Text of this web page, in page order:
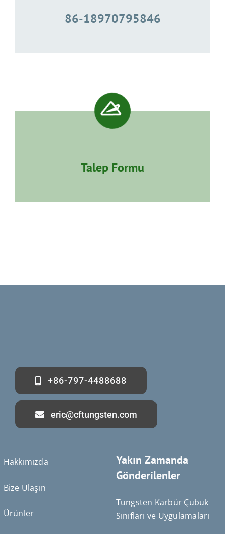
86-18970795846
Talep Formu
+86-797-4488688
eric@cftungsten.com
Hakkımızda
Bize Ulaşın
Ürünler
Yakın Zamanda
Gönderilenler
Tungsten Karbür Çubuk
Sınıfları ve Uygulamaları